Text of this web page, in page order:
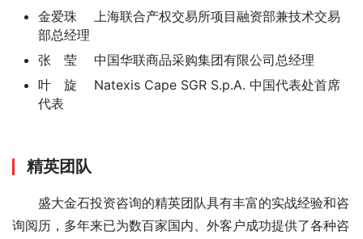
金爱珠 上海联合产权交易所项目融资部兼技术交易
部总经理
张 莹 中国华联商品采购集团有限公司总经理
叶 旋 Natexis Cape SGR S.p.A. 中国代表处首席
代表
精英团队
盛大金石投资咨询的精英团队具有丰富的实战经验和咨
询阅历，多年来已为数百家国内、外客户成功提供了各种咨